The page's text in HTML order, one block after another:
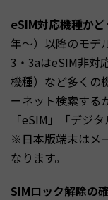
eSIM対応機種か
年〜）以降のモデ
3・3aはeSIM非対
機種）など多くの
ーネット検索する
「eSIM」「デジ
※日本版端末はメ
なります。
SIMロック解除の